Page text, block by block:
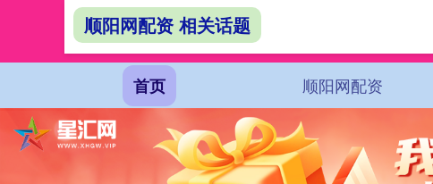
首页 顺阳网配资
顺阳网配资 相关话题